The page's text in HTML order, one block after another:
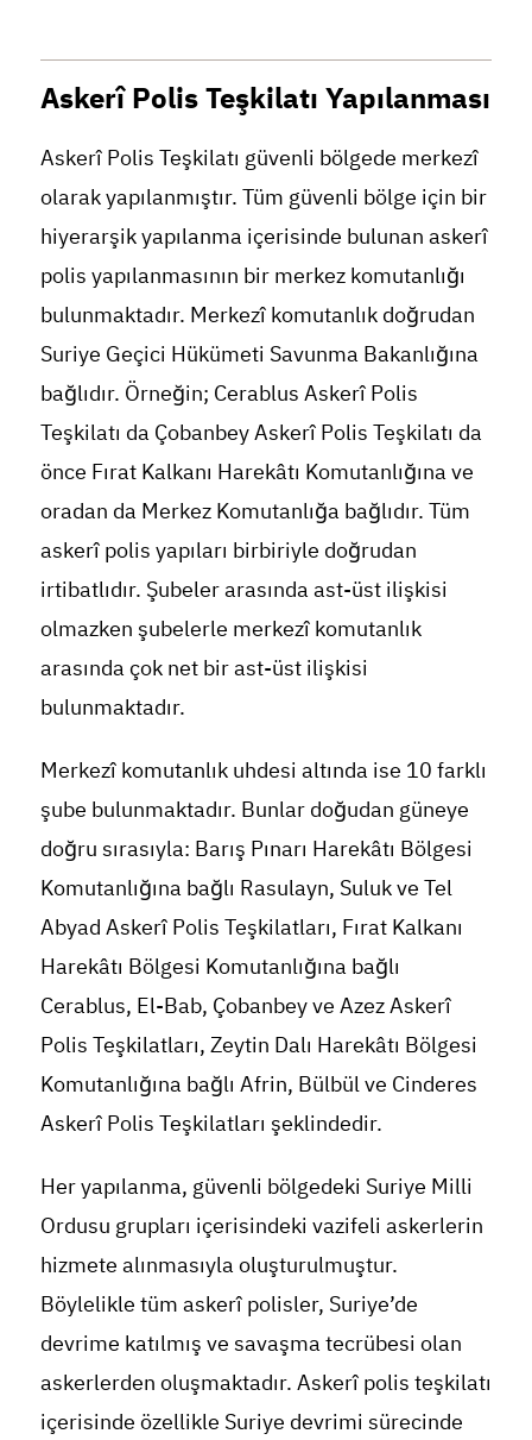
Askerî Polis Teşkilatı Yapılanması
Askerî Polis Teşkilatı güvenli bölgede merkezî
olarak yapılanmıştır. Tüm güvenli bölge için bir
hiyerarşik yapılanma içerisinde bulunan askerî
polis yapılanmasının bir merkez komutanlığı
bulunmaktadır. Merkezî komutanlık doğrudan
Suriye Geçici Hükümeti Savunma Bakanlığına
bağlıdır. Örneğin; Cerablus Askerî Polis
Teşkilatı da Çobanbey Askerî Polis Teşkilatı da
önce Fırat Kalkanı Harekâtı Komutanlığına ve
oradan da Merkez Komutanlığa bağlıdır. Tüm
askerî polis yapıları birbiriyle doğrudan
irtibatlıdır. Şubeler arasında ast-üst ilişkisi
olmazken şubelerle merkezî komutanlık
arasında çok net bir ast-üst ilişkisi
bulunmaktadır.
Merkezî komutanlık uhdesi altında ise 10 farklı
şube bulunmaktadır. Bunlar doğudan güneye
doğru sırasıyla: Barış Pınarı Harekâtı Bölgesi
Komutanlığına bağlı Rasulayn, Suluk ve Tel
Abyad Askerî Polis Teşkilatları, Fırat Kalkanı
Harekâtı Bölgesi Komutanlığına bağlı
Cerablus, El-Bab, Çobanbey ve Azez Askerî
Polis Teşkilatları, Zeytin Dalı Harekâtı Bölgesi
Komutanlığına bağlı Afrin, Bülbül ve Cinderes
Askerî Polis Teşkilatları şeklindedir.
Her yapılanma, güvenli bölgedeki Suriye Milli
Ordusu grupları içerisindeki vazifeli askerlerin
hizmete alınmasıyla oluşturulmuştur.
Böylelikle tüm askerî polisler, Suriye’de
devrime katılmış ve savaşma tecrübesi olan
askerlerden oluşmaktadır. Askerî polis teşkilatı
içerisinde özellikle Suriye devrimi sürecinde